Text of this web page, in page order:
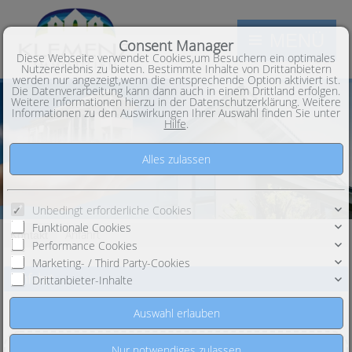
Kontakt Anfahrt
Anfahrt
Consent Manager
Diese Webseite verwendet Cookies,um Besuchern ein optimales
Nutzererlebnis zu bieten. Bestimmte Inhalte von Drittanbietern
werden nur angezeigt,wenn die entsprechende Option aktiviert ist.
Die Datenverarbeitung kann dann auch in einem Drittland erfolgen.
Weitere Informationen hierzu in der Datenschutzerklärung. Weitere
Informationen zu den Auswirkungen Ihrer Auswahl finden Sie unter
Hilfe.
Unbedingt erforderliche Cookies
Funktionale Cookies
Performance Cookies
Marketing- / Third Party-Cookies
Drittanbieter-Inhalte